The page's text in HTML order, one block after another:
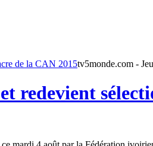
tv5monde.com -
redevient